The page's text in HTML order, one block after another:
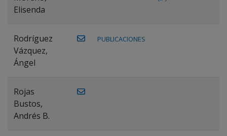
Elisenda
Rodríguez
Vázquez,
Ángel
PUBLICACIONES
Rojas
Bustos,
Andrés B.